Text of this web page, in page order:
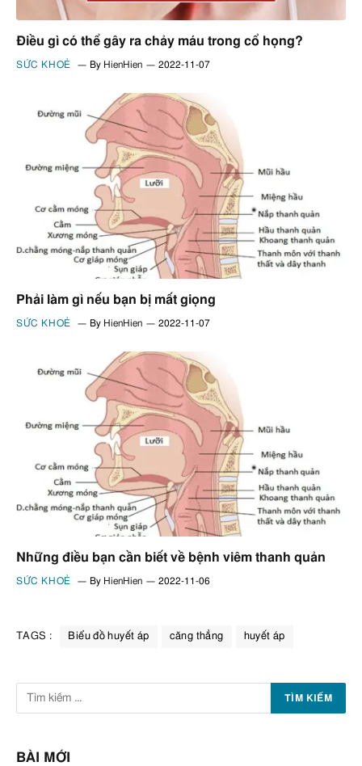
Điều gì có thể gây ra chảy máu trong cổ họng?
SỨC KHOẺ By HienHien 2022-11-07
Phải làm gì nếu bạn bị mất giọng
SỨC KHOẺ By HienHien 2022-11-07
Những điều bạn cần biết về bệnh viêm thanh quản
SỨC KHOẺ By HienHien 2022-11-06
TAGS : Biểu đồ huyết áp căng thẳng huyết áp
BÀI MỚI